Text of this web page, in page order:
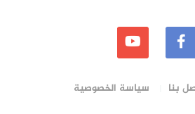
بنا سياسة الخصوصية